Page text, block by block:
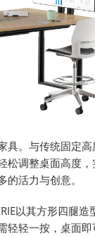
具。与传统固定
调整桌面高度
活力与创意。
以其方形四腿
轻一按，桌面